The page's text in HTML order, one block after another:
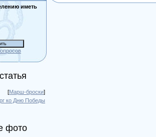
иметь
[Марш-броски]
ко Дню Победы
фото